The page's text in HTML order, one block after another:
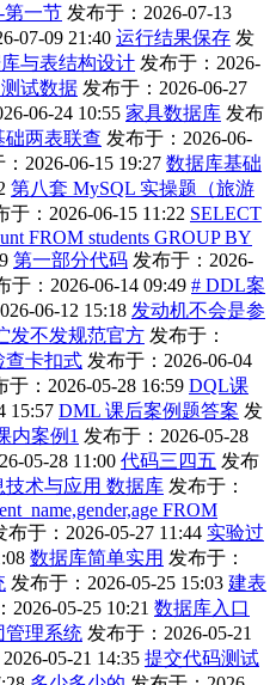
第一节 发布于：2026-07-13
07-09 21:40 运行结果保存 发
与表结构设计 发布于：2026-
试数据 发布于：2026-06-27
06-24 10:55 家具数据库 发布
础两表联查 发布于：2026-06-
2026-06-15 19:27 数据库基础
第八套 MySQL 实操题（旅游
于：2026-06-15 11:22 SELECT
FROM students GROUP BY
第一部分代码 发布于：2026-
于：2026-06-14 09:49 # DDL案
06-12 15:18 发动机不会是参
发不发规范官方 发布于：
查卡扣式 发布于：2026-06-04
于：2026-05-28 16:59 DQL课
15:57 DML 课后案例题答案 发
内案例1 发布于：2026-05-28
05-28 11:00 代码三四五 发布
技术与应用 数据库 发布于：
FROM
布于：2026-05-27 11:44 实验过
数据库简单实用 发布于：
发布于：2026-05-25 15:03 建表
2026-05-25 10:21 数据库入口
管理系统 发布于：2026-05-21
05-21 14:35 提交代码测试